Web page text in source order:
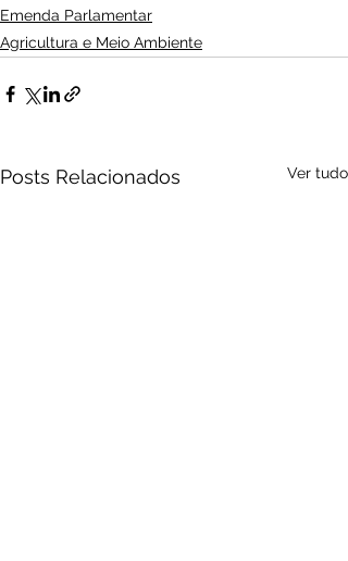
Emenda Parlamentar
Agricultura e Meio Ambiente
Posts Relacionados Ver tudo